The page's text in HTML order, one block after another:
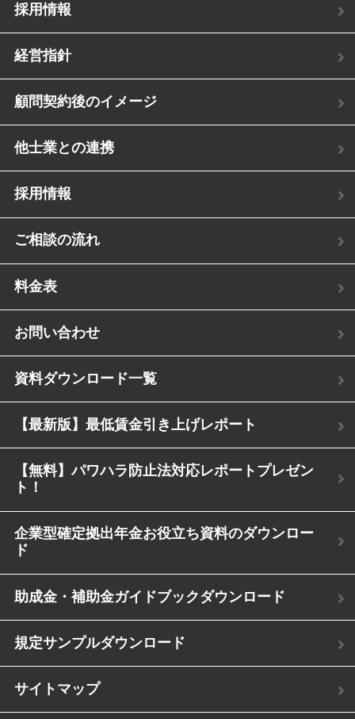
採用情報
経営指針
顧問契約後のイメージ
他士業との連携
採用情報
ご相談の流れ
料金表
お問い合わせ
資料ダウンロード一覧
【最新版】最低賃金引き上げレポート
【無料】パワハラ防止法対応レポートプレゼン
ト！
企業型確定拠出年金お役立ち資料のダウンロー
ド
助成金・補助金ガイドブックダウンロード
規定サンプルダウンロード
サイトマップ